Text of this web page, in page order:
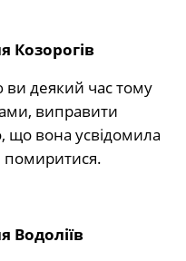
Козорогів
деякий час тому
виправити
що вона усвідомила
помиритися.
Водоліїв